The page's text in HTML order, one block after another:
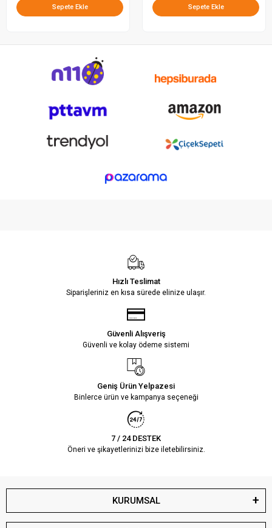
Sepete Ekle Sepete Ekle
Hızlı Teslimat
Siparişleriniz en kısa sürede elinize ulaşır.
Güvenli Alışveriş
Güvenli ve kolay ödeme sistemi
Geniş Ürün Yelpazesi
Binlerce ürün ve kampanya seçeneği
7 / 24 DESTEK
Öneri ve şikayetlerinizi bize iletebilirsiniz.
KURUMSAL